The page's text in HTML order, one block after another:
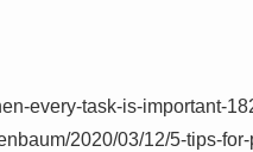
every-task-is-important-
2020/03/12/5-tips-